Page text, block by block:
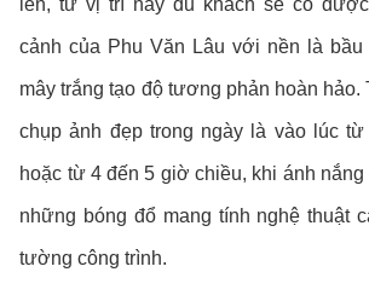
lên, từ vị trí này du khách sẽ có
cảnh của Phu Văn Lâu với nền là bầu
mây trắng tạo độ tương phản hoàn hảo.
chụp ảnh đẹp trong ngày là vào lúc
hoặc từ 4 đến 5 giờ chiều, khi ánh
những bóng đổ mang tính nghệ thuật
tường công trình.